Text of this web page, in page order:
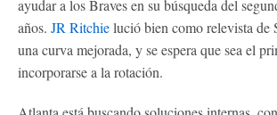
ayudar a los Braves en su búsqueda del
años. JR Ritchielució bien como relevista de
una curva mejorada, y se espera que sea el
incorporarse a la rotación.